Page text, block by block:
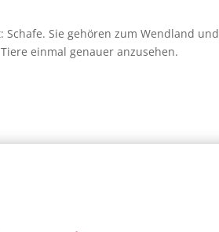
Sie gehören zum Wendland und
einmal genauer anzusehen.